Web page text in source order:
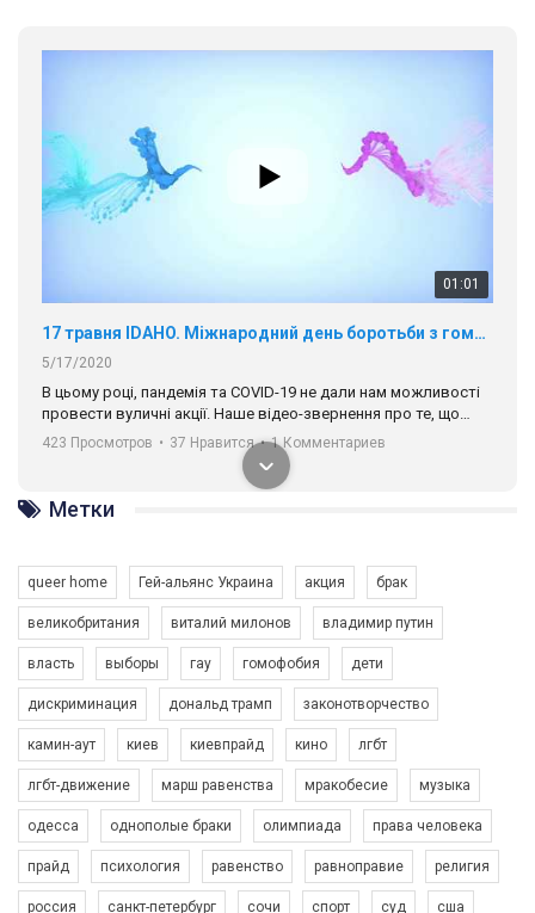
01:01
17 травня IDAHO. Міжнародний день боротьби з гомофобією трансфобією і біфобія.
5/17/2020
В цьому році, пандемія та COVІD-19 не дали нам можливості
провести вуличні акції. Наше відео-звернення про те, що
навіть коли ми у різних містах та не можемо зустрінеться, ми
разом. Ми закликаємо всіх хто поділяє цінності рівності та
солідарності, приєднатися до нас. Регіональні підрозділи
ГАУ є в 16 областях України.
Разом наш голос лунає гучніше!
423 Просмотров • 37 Нравится • 1 Комментариев
Зупинимо насильство проти ЛГБТ в Україні! Stop violence against LGBT in Ukraine!
6/30/2017
Емоційний та вражаючий промо-ролік на конкурс PACT, який
представляє програму "Гей-альянс Україна" з протидії
насильству проти ЛГБТ в Україні.
1.9K Просмотров • 226 Нравится • 5 Комментариев
Метки
queer home Гей-альянс Украина акция брак
великобритания виталий милонов владимир путин
власть выборы гау гомофобия дети
дискриминация дональд трамп законотворчество
камин-аут киев киевпрайд кино лгбт
лгбт-движение марш равенства мракобесие музыка
одесса однополые браки олимпиада права человека
прайд психология равенство равноправие религия
россия санкт-петербург сочи спорт суд сша